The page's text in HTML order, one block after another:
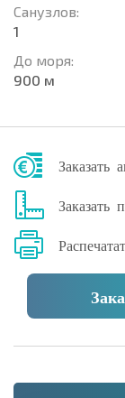
Санузлов:
1
До моря:
900 м
Заказать
Заказать